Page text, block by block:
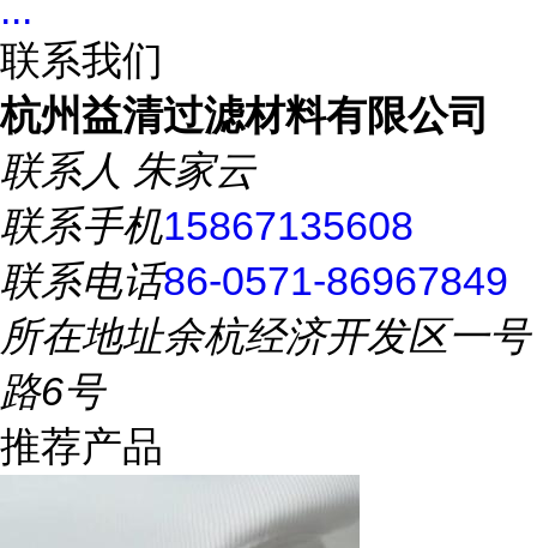
...
联系我们
杭州益清过滤材料有限公司
联系人 朱家云
联系手机15867135608
联系电话86-0571-86967849
所在地址余杭经济开发区一号
路6号
推荐产品